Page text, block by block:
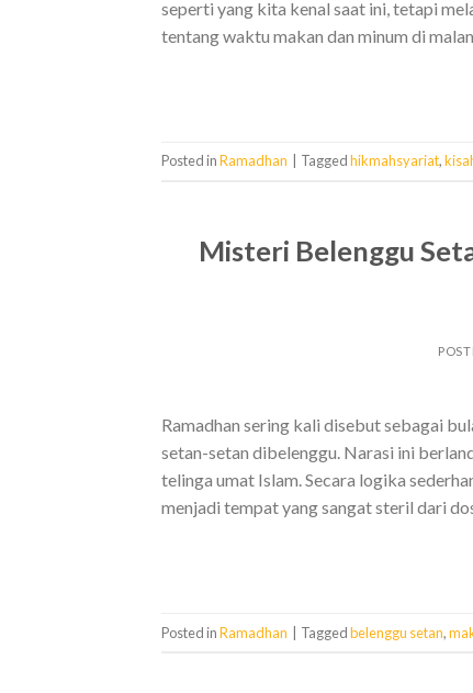
seperti yang kita kenal saat ini, tetapi
tentang waktu makan dan minum di
Posted inRamadhan Taggedhikmahsyariat,
Misteri Belenggu
Ramadhan sering kali disebut sebagai
setan-setan dibelenggu. Narasi ini
telinga umat Islam. Secara logika
menjadi tempat yang sangat steril dari
Posted inRamadhan Taggedbelenggu setan,